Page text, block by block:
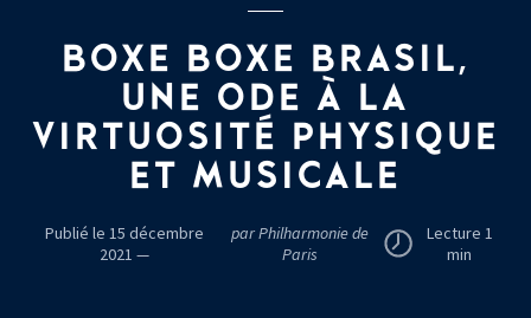
BOXE BOXE BRASIL,
UNE ODE À LA
VIRTUOSITÉ PHYSIQUE
ET MUSICALE
Publié le 15 décembre
2021 —
par Philharmonie de
Paris
Lecture 1
min